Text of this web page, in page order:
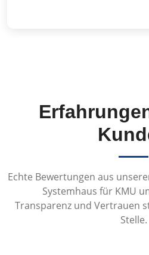
Echte Bewertungen aus
Systemhaus für KMU
Transparenz und Vertrauen
Stelle.